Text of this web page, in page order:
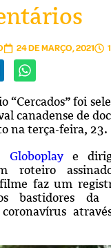
24 DE MARÇO, 2021
“Cercados” foi
canadense de
na terça-feira, 23.
Globoplaye
roteiro
faz um
bastidores da